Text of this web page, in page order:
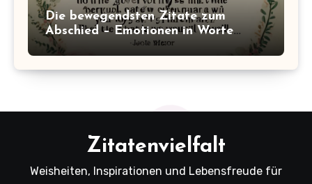
Die bewegendsten Zitate zum
Abschied – Emotionen in Worte
gefasst
Zitatenvielfalt
Weisheiten, Inspirationen und Lebensfreude für